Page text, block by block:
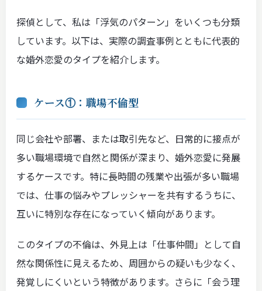
探偵として、私は「浮気のパターン」をいくつも分類
しています。以下は、実際の調査事例とともに代表的
な婚外恋愛のタイプを紹介します。
ケース①：職場不倫型
同じ会社や部署、または取引先など、日常的に接点が
多い職場環境で自然と関係が深まり、婚外恋愛に発展
するケースです。特に長時間の残業や出張が多い職場
では、仕事の悩みやプレッシャーを共有するうちに、
互いに特別な存在になっていく傾向があります。
このタイプの不倫は、外見上は「仕事仲間」として自
然な関係性に見えるため、周囲からの疑いも少なく、
発覚しにくいという特徴があります。さらに「会う理